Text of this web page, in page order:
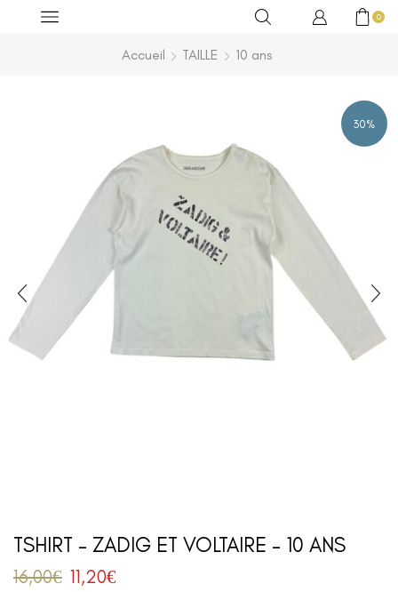
0
Accueil TAILLE 10 ans
30%
TSHIRT – ZADIG ET VOLTAIRE – 10 ANS
16,00€ 11,20€